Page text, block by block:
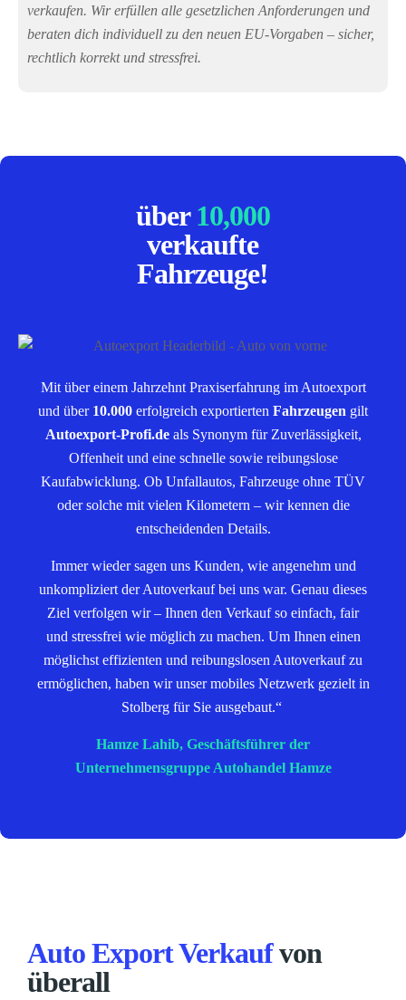
verkaufen. Wir erfüllen alle gesetzlichen Anforderungen und
beraten dich individuell zu den neuen EU-Vorgaben – sicher,
rechtlich korrekt und stressfrei.
über10,000
verkaufte
Fahrzeuge!
Mit über einem Jahrzehnt Praxiserfahrung im Autoexport
und über 10.000 erfolgreich exportierten Fahrzeugen gilt
Autoexport-Profi.deals Synonym für Zuverlässigkeit,
Offenheit und eine schnelle sowie reibungslose
Kaufabwicklung. Ob Unfallautos, Fahrzeuge ohne TÜV
oder solche mit vielen Kilometern – wir kennen die
entscheidenden Details.
Immer wieder sagen uns Kunden, wie angenehm und
unkompliziert der Autoverkauf bei uns war. Genau dieses
Ziel verfolgen wir – Ihnen den Verkauf so einfach, fair
und stressfrei wie möglich zu machen. Um Ihnen einen
möglichst effizienten und reibungslosen Autoverkauf zu
ermöglichen, haben wir unser mobiles Netzwerk gezielt in
Stolberg für Sie ausgebaut.“
Hamze Lahib, Geschäftsführer der
Unternehmensgruppe Autohandel Hamze
Auto Export Verkaufvon
überall